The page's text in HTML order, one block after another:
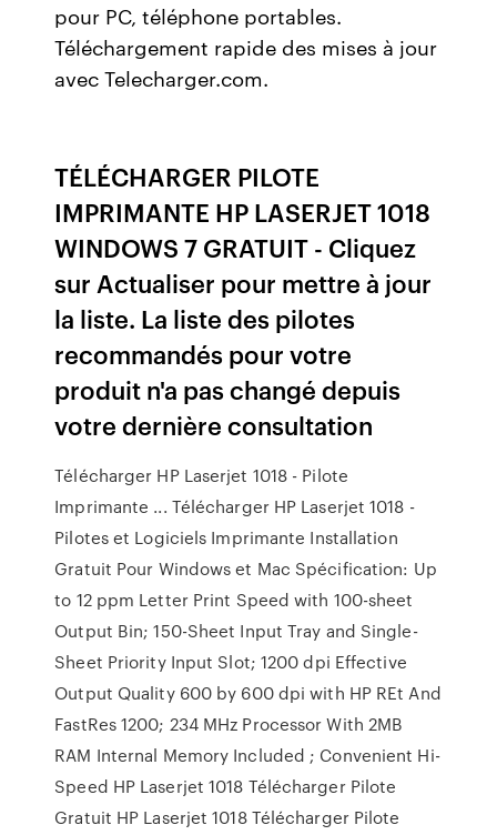
pour PC, téléphone portables.
Téléchargement rapide des mises à jour
avec Telecharger.com.
TÉLÉCHARGER PILOTE
IMPRIMANTE HP LASERJET 1018
WINDOWS 7 GRATUIT - Cliquez
sur Actualiser pour mettre à jour
la liste. La liste des pilotes
recommandés pour votre
produit n'a pas changé depuis
votre dernière consultation
Télécharger HP Laserjet 1018 - Pilote
Imprimante ... Télécharger HP Laserjet 1018 -
Pilotes et Logiciels Imprimante Installation
Gratuit Pour Windows et Mac Spécification: Up
to 12 ppm Letter Print Speed with 100-sheet
Output Bin; 150-Sheet Input Tray and Single-
Sheet Priority Input Slot; 1200 dpi Effective
Output Quality 600 by 600 dpi with HP REt And
FastRes 1200; 234 MHz Processor With 2MB
RAM Internal Memory Included ; Convenient Hi-
Speed HP Laserjet 1018 Télécharger Pilote
Gratuit HP Laserjet 1018 Télécharger Pilote